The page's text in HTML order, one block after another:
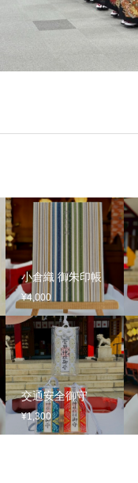
小倉織 御朱印帳
¥4,000
交通安全御守
¥1,300